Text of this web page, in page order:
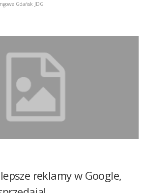
Gdańsk JDG
reklamy w Google,